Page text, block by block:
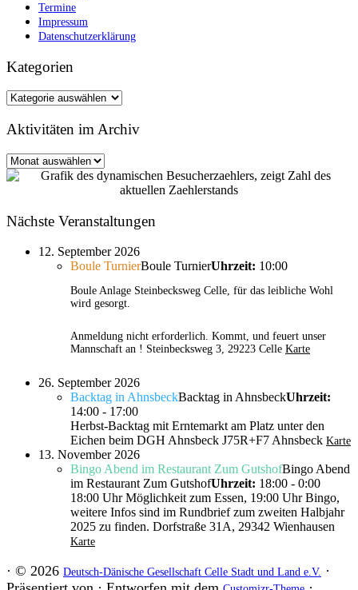
Termine
Impressum
Datenschutzerklärung
Kategorien
Kategorien
Aktivitäten im Archiv
Aktivitäten
im
Nächste Veranstaltungen
12. September 2026
Boule TurnierBoule TurnierUhrzeit: 10:00
Boule Anlage Steinbecksweg Celle, für das leibliche Wohl
wird gesorgt.
Anmeldung nicht erforderlich. Kommt, und feuert unser
Mannschaft an ! Steinbecksweg 3, 29223 Celle Karte
26. September 2026
Backtag in AhnsbeckBacktag in AhnsbeckUhrzeit:
14:00 - 17:00
Herbst-Backtag mit Erntemarkt am Platz unter den
Eichen beim DGH Ahnsbeck J75R+F7 Ahnsbeck Karte
13. November 2026
Bingo Abend im Restaurant Zum GutshofBingo Abend
im Restaurant Zum GutshofUhrzeit: 18:00 - 0:00
18:00 Uhr Möglichkeit zum Essen, 19:00 Uhr Bingo,
weitere Infos sind im Rundbrief zum zweiten Halbjahr
2025 zu finden. Dorfstraße 31A, 29342 Wienhausen
Karte
· © 2026 Deutsch-Dänische Gesellschaft Celle Stadt und Land e.V. ·